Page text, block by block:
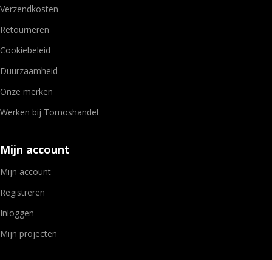
Verzendkosten
Retourneren
Cookiebeleid
Duurzaamheid
Onze merken
Werken bij Tomoshandel
Mijn account
Mijn account
Registreren
Inloggen
Mijn projecten